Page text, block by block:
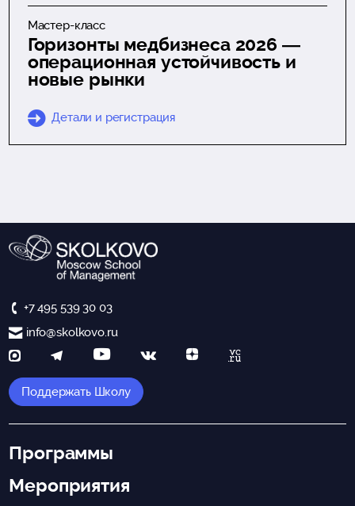
Мастер-класс
Горизонты медбизнеса 2026 —
операционная устойчивость и
новые рынки
Детали и регистрация
+7 495 539 30 03
info@skolkovo.ru
Поддержать Школу
Программы
Мероприятия